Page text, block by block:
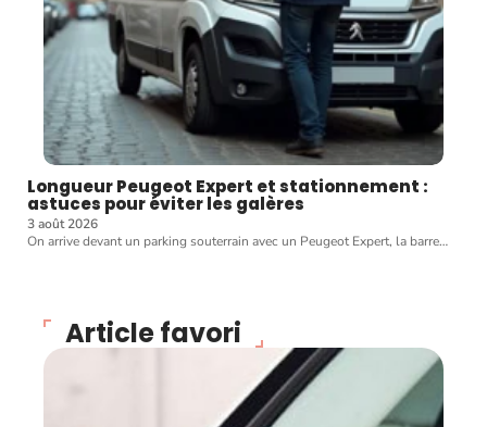
Longueur Peugeot Expert et stationnement :
astuces pour éviter les galères
3 août 2026
On arrive devant un parking souterrain avec un Peugeot Expert, la barre…
Article favori